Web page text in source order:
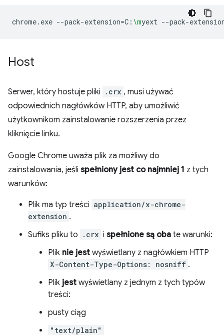
chrome.exe --pack-extension=C: \myext --pack-
Host
Serwer, który hostuje pliki .crx , musi używać
odpowiednich nagłówków HTTP, aby umożliwić
użytkownikom zainstalowanie rozszerzenia przez
kliknięcie linku.
Google Chrome uważa plik za możliwy do
zainstalowania, jeśli spełniony jest co najmniej 1 z tych
warunków:
Plik ma typ treści application/x-chrome-
extension .
Sufiks pliku to
.crx i spełnione są oba te warunki:
Plik nie jest wyświetlany z nagłówkiem HTTP
X-Content-Type-Options: nosniff .
Plik jest wyświetlany z jednym z tych typów
treści:
pusty ciąg
"text/plain"